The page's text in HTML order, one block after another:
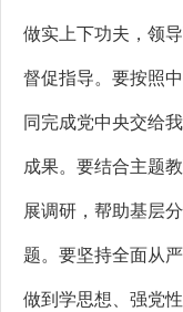
做实上下功夫，领
督促指导。要按照
同完成党中央交给
成果。要结合主题
展调研，帮助基层
题。要坚持全面从
做到学思想、强党